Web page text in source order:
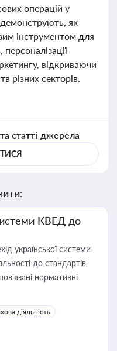
операцій у
демонструють, як
інструментом для
персоналізації
відкриваючи
різних секторів.
статті-джерела
КВЕД до
української системи
до стандартів
нормативні
діяльність